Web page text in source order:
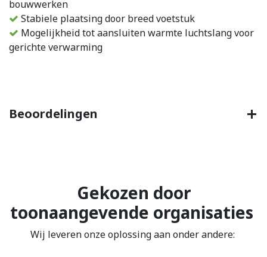
bouwwerken
Stabiele plaatsing door breed voetstuk
Mogelijkheid tot aansluiten warmte luchtslang voor
gerichte verwarming
Beoordelingen
Gekozen door
toonaangevende organisaties
Wij leveren onze oplossing aan onder andere: